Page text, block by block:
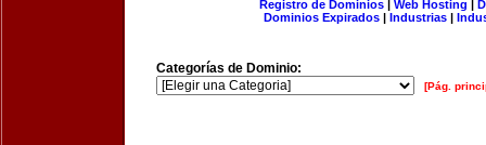
Registro de Dominios| Web Hosting |
Dominios Expirados | Industrias |
Categorías de Dominio:
[Pág.